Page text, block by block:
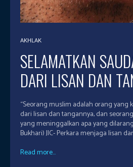
AKHLAK
SELAMATKAN
DARI LISAN DAN
“Seorang muslim adalah orang yang
dari lisan dan tangannya, dan
yang meninggalkan apa yang
Bukhari) JIC- Perkara menjaga lisan
Read more...